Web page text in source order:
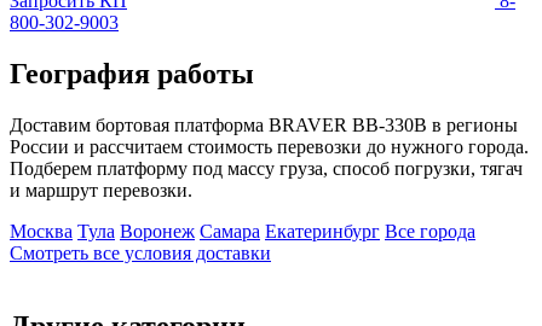
800-302-9003
География работы
Доставим бортовая платформа BRAVER BB-330B в регионы
России и рассчитаем стоимость перевозки до нужного города.
Подберем платформу под массу груза, способ погрузки, тягач
и маршрут перевозки.
Москва Тула Воронеж Самара Екатеринбург Все города
Смотреть все условия доставки